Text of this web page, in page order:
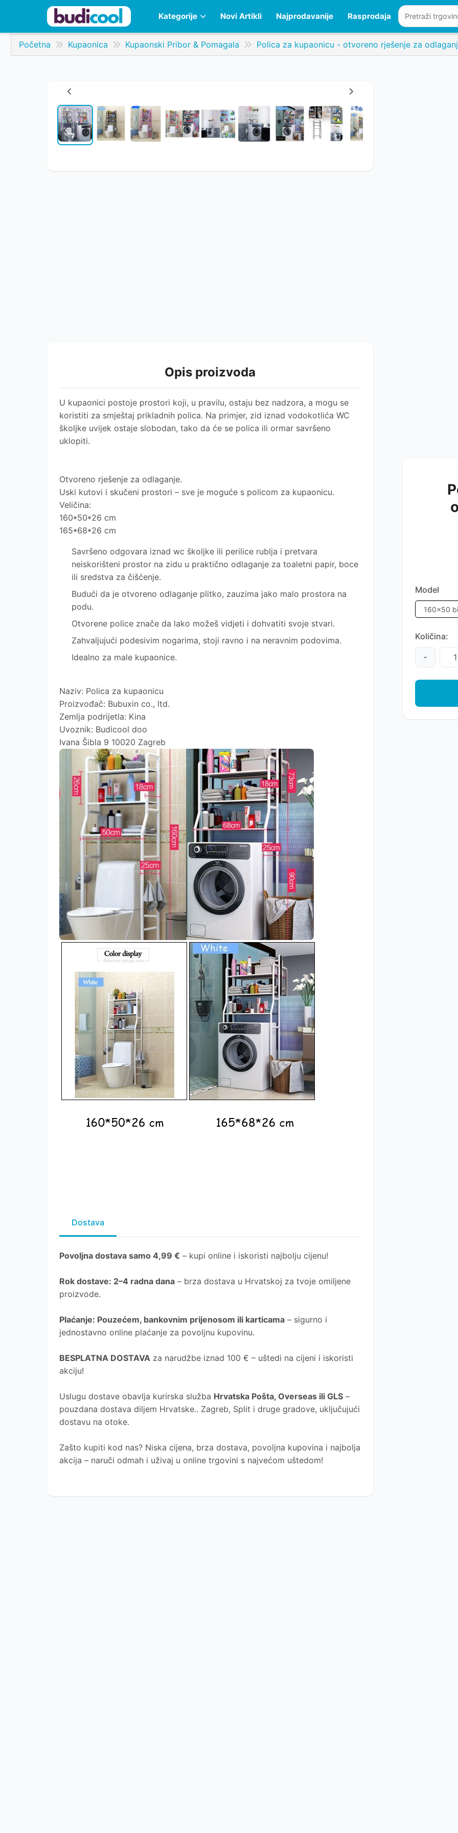
Kategorije Novi Artikli Najprodavanije Rasprodaja
Početna Kupaonica Kupaonski Pribor & Pomagala Polica za kupaonicu - otvoreno rješenje za
Model
Količina:
-
Opis proizvoda
U kupaonici postoje prostori koji, u pravilu, ostaju bez nadzora, a mogu se
koristiti za smještaj prikladnih polica. Na primjer, zid iznad vodokotlića WC
školjke uvijek ostaje slobodan, tako da će se polica ili ormar savršeno
uklopiti.
Otvoreno rješenje za odlaganje.
Uski kutovi i skučeni prostori – sve je moguće s policom za kupaonicu.
Veličina:
160*50*26 cm
165*68*26 cm
Savršeno odgovara iznad wc školjke ili perilice rublja i pretvara
neiskorišteni prostor na zidu u praktično odlaganje za toaletni papir, boce
ili sredstva za čišćenje.
Budući da je otvoreno odlaganje plitko, zauzima jako malo prostora na
podu.
Otvorene police znače da lako možeš vidjeti i dohvatiti svoje stvari.
Zahvaljujući podesivim nogarima, stoji ravno i na neravnim podovima.
Idealno za male kupaonice.
Naziv: Polica za kupaonicu
Proizvođač: Bubuxin co., ltd.
Zemlja podrijetla: Kina
Uvoznik: Budicool doo
Ivana Šibla 9 10020 Zagreb
Dostava
Povoljna dostava samo 4,99 € – kupi online i iskoristi najbolju cijenu!
Rok dostave: 2–4 radna dana – brza dostava u Hrvatskoj za tvoje omiljene
proizvode.
Plaćanje: Pouzećem, bankovnim prijenosom ili karticama – sigurno i
jednostavno online plaćanje za povoljnu kupovinu.
BESPLATNA DOSTAVA za narudžbe iznad 100 € – uštedi na cijeni i iskoristi
akciju!
Uslugu dostave obavlja kurirska služba Hrvatska Pošta, Overseas ili GLS –
pouzdana dostava diljem Hrvatske.. Zagreb, Split i druge gradove, uključujući
dostavu na otoke.
Zašto kupiti kod nas? Niska cijena, brza dostava, povoljna kupovina i najbolja
akcija – naruči odmah i uživaj u online trgovini s najvećom uštedom!